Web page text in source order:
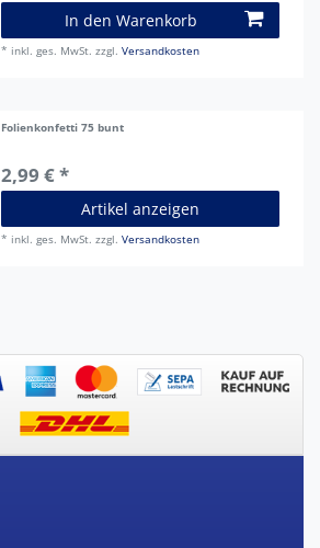
In den Warenkorb
* inkl. ges. MwSt. zzgl.Versandkosten
Folienkonfetti 75 bunt
2,99 € *
Artikel anzeigen
* inkl. ges. MwSt. zzgl.Versandkosten